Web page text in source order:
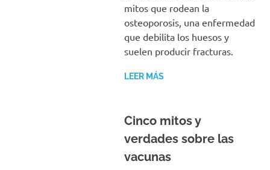
mitos que rodean la
osteoporosis, una enfermedad
que debilita los huesos y
suelen producir fracturas.
LEER MÁS
Cinco mitos y
verdades sobre las
vacunas